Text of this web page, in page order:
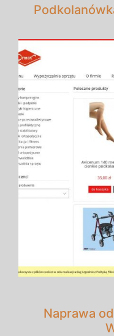
Naprawa